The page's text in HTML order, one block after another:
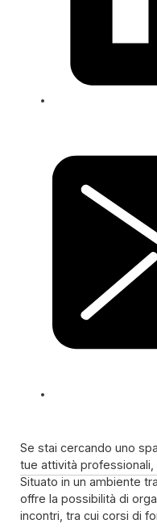
Se stai cercando uno
tue attività
Situato in un ambiente
offre la possibilità di
incontri, tra cui corsi di